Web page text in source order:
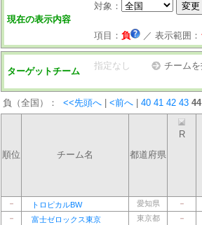
現在の表示内容
対象：
項目： 負 ／ 表示範囲：
ターゲットチーム
指定なし チーム
負（全国）： <<先頭へ <前へ 40 41 42 43 44
順位 チーム名 都道府県
R
－ トロピカルBW 愛知県
－
－
富士ゼロックス東京 東京都
－